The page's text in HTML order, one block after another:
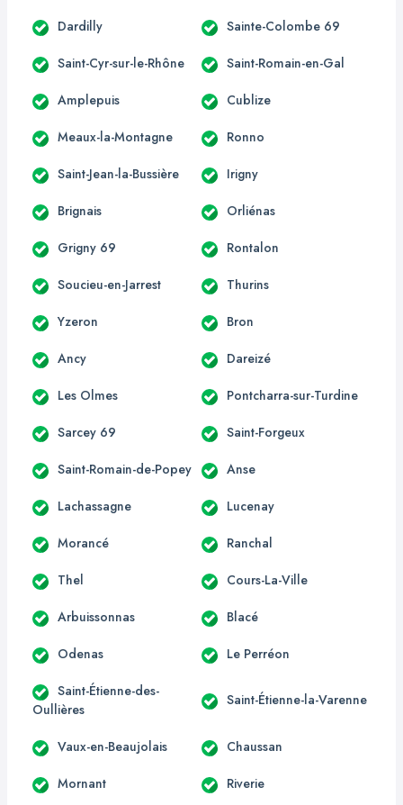
Dardilly Sainte-Colombe 69
Saint-Cyr-sur-le-Rhône Saint-Romain-en-Gal
Amplepuis Cublize
Meaux-la-Montagne Ronno
Saint-Jean-la-Bussière Irigny
Brignais Orliénas
Grigny 69 Rontalon
Soucieu-en-Jarrest Thurins
Yzeron Bron
Ancy Dareizé
Les Olmes Pontcharra-sur-Turdine
Sarcey 69 Saint-Forgeux
Saint-Romain-de-Popey Anse
Lachassagne Lucenay
Morancé Ranchal
Thel Cours-La-Ville
Arbuissonnas Blacé
Odenas Le Perréon
Saint-Étienne-des-
Oullières
Saint-Étienne-la-Varenne
Vaux-en-Beaujolais Chaussan
Mornant Riverie